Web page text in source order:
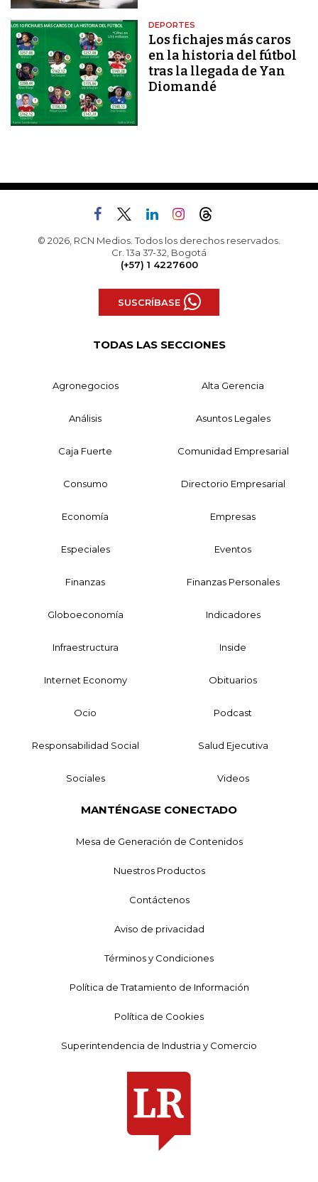
DEPORTES
Los fichajes más caros
en la historia del fútbol
tras la llegada de Yan
Diomandé
© 2026, RCN Medios. Todos los derechos reservados.
Cr. 13a 37-32, Bogotá
(+57) 1 4227600
SUSCRÍBASE
TODAS LAS SECCIONES
Agronegocios Alta Gerencia
Análisis Asuntos Legales
Caja Fuerte Comunidad Empresarial
Consumo Directorio Empresarial
Economía Empresas
Especiales Eventos
Finanzas Finanzas Personales
Globoeconomía Indicadores
Infraestructura Inside
Internet Economy Obituarios
Ocio Podcast
Responsabilidad Social Salud Ejecutiva
Sociales Videos
MANTÉNGASE CONECTADO
Mesa de Generación de Contenidos
Nuestros Productos
Contáctenos
Aviso de privacidad
Términos y Condiciones
Política de Tratamiento de Información
Política de Cookies
Superintendencia de Industria y Comercio